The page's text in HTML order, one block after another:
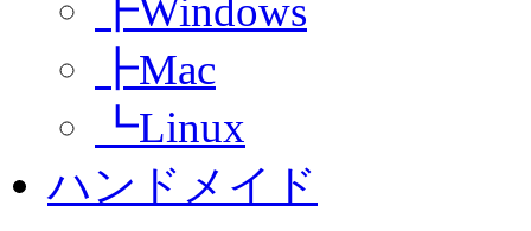
┣Windows
┣Mac
┗Linux
ハンドメイド